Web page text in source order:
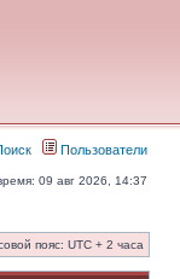
Пользователи
09 авг 2026, 14:37
пояс: UTC + 2 часа